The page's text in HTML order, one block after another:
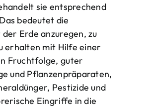
sie entsprechend
bedeutet die
Erde anzuregen, zu
erhalten mit Hilfe einer
Fruchtfolge, guter
und Pflanzenpräparaten,
Pestizide und
Eingriffe in die